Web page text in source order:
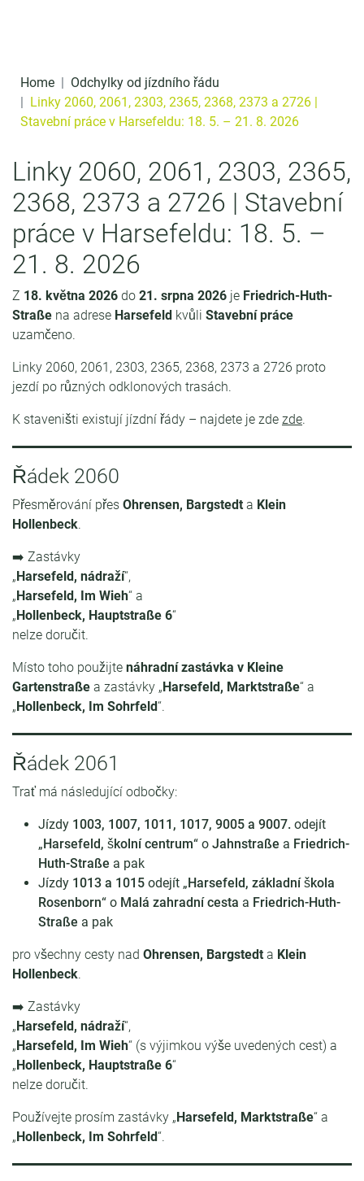
Home
Odchylky od jízdního řádu
Linky 2060, 2061, 2303, 2365, 2368, 2373 a 2726 |
Stavební práce v Harsefeldu: 18. 5. – 21. 8. 2026
Linky 2060, 2061, 2303, 2365,
2368, 2373 a 2726 | Stavební
práce v Harsefeldu: 18. 5. –
21. 8. 2026
Z 18. května 2026 do 21. srpna 2026 je Friedrich-Huth-
Straße na adrese Harsefeld kvůli Stavební práce
uzamčeno.
Linky 2060, 2061, 2303, 2365, 2368, 2373 a 2726 proto
jezdí po různých odklonových trasách.
K staveništi existují jízdní řády – najdete je zde zde.
Řádek 2060
Přesměrování přes Ohrensen, Bargstedt a Klein
Hollenbeck.
➡️ Zastávky
„Harsefeld, nádraží“,
„Harsefeld, Im Wieh“ a
„Hollenbeck, Hauptstraße 6“
nelze doručit.
Místo toho použijte náhradní zastávka v Kleine
Gartenstraße a zastávky „Harsefeld, Marktstraße“ a
„Hollenbeck, Im Sohrfeld“.
Řádek 2061
Trať má následující odbočky:
Jízdy 1003, 1007, 1011, 1017, 9005 a 9007. odejít
„Harsefeld, školní centrum“ o Jahnstraße a Friedrich-
Huth-Straße a pak
Jízdy 1013 a 1015 odejít „Harsefeld, základní škola
Rosenborn“ o Malá zahradní cesta a Friedrich-Huth-
Straße a pak
pro všechny cesty nad Ohrensen, Bargstedt a Klein
Hollenbeck.
➡️ Zastávky
„Harsefeld, nádraží“,
„Harsefeld, Im Wieh“ (s výjimkou výše uvedených cest) a
„Hollenbeck, Hauptstraße 6“
nelze doručit.
Používejte prosím zastávky „Harsefeld, Marktstraße“ a
„Hollenbeck, Im Sohrfeld“.